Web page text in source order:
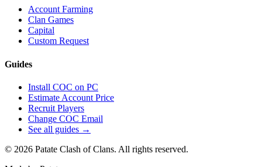
Account Farming
Clan Games
Capital
Custom Request
Guides
Install COC on PC
Estimate Account Price
Recruit Players
Change COC Email
See all guides →
© 2026 Patate Clash of Clans. All rights reserved.